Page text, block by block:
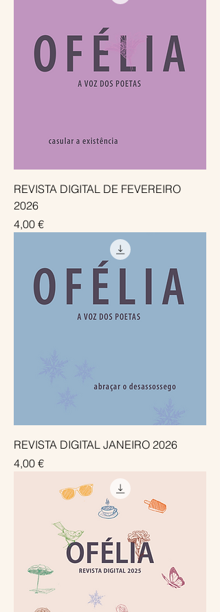
REVISTA DIGITAL DE FEVEREIRO
2026
Preço
4,00 €
REVISTA DIGITAL JANEIRO 2026
Preço
4,00 €